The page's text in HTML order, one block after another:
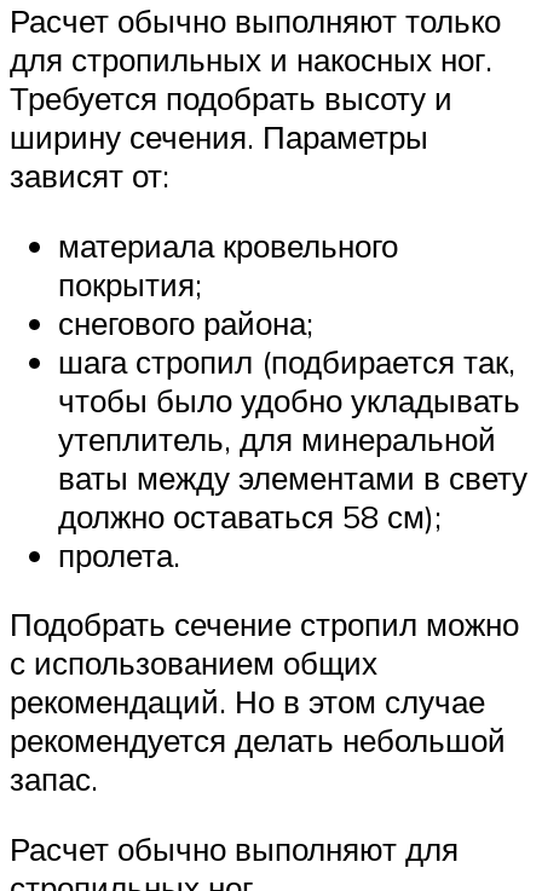
Расчет обычно выполняют только
для стропильных и накосных ног.
Требуется подобрать высоту и
ширину сечения. Параметры
зависят от:
материала кровельного
покрытия;
снегового района;
шага стропил (подбирается так,
чтобы было удобно укладывать
утеплитель, для минеральной
ваты между элементами в свету
должно оставаться 58 см);
пролета.
Подобрать сечение стропил можно
с использованием общих
рекомендаций. Но в этом случае
рекомендуется делать небольшой
запас.
Расчет обычно выполняют для